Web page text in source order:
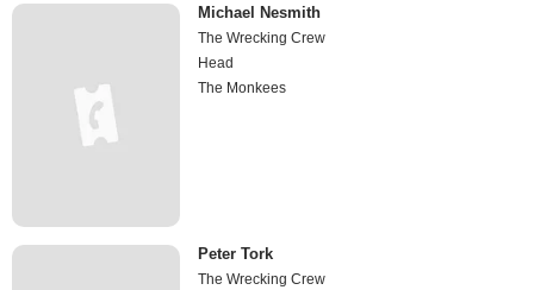
Michael Nesmith
The Wrecking Crew
Head
The Monkees
Peter Tork
The Wrecking Crew